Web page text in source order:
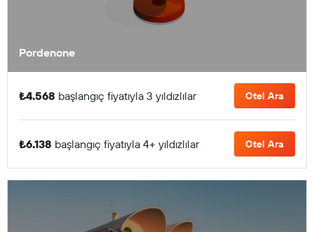
Pordenone
₺4.568 başlangıç fiyatıyla 3 yıldızlılar Otel Ara
₺6.138 başlangıç fiyatıyla 4+ yıldızlılar Otel Ara